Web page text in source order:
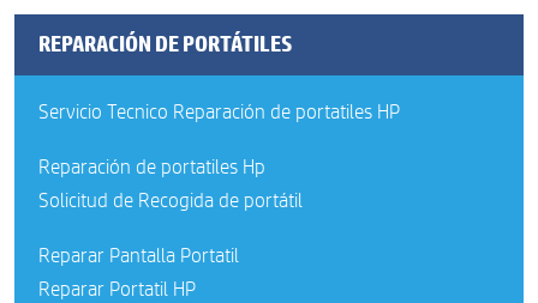
REPARACIÓN DE PORTÁTILES
Servicio Tecnico Reparación de portatiles HP
Reparación de portatiles Hp
Solicitud de Recogida de portátil
Reparar Pantalla Portatil
Reparar Portatil HP